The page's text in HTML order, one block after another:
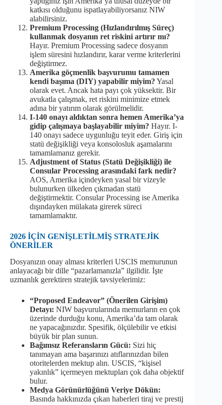
katkısı olduğunu ispatlayabiliyorsanız NIW
alabilirsiniz.
Premium Processing (Hızlandırılmış Süreç)
kullanmak dosyanın ret riskini artırır mı?
Hayır. Premium Processing sadece dosyanın
işlem süresini hızlandırır, karar verme kriterlerini
değiştirmez.
Amerika göçmenlik başvurumu tamamen
kendi başıma (DIY) yapabilir miyim? Yasal
olarak evet. Ancak hata payı çok yüksektir. Bir
avukatla çalışmak, ret riskini minimize etmek
adına bir yatırım olarak görülmelidir.
I-140 onayı aldıktan sonra hemen Amerika’ya
gidip çalışmaya başlayabilir miyim? Hayır. I-
140 onayı sadece uygunluğu teyit eder. Giriş için
statü değişikliği veya konsolosluk aşamalarını
tamamlamanız gerekir.
Adjustment of Status (Statü Değişikliği) ile
Consular Processing arasındaki fark nedir?
AOS, Amerika içindeyken yasal bir vizeyle
bulunurken ülkeden çıkmadan statü
değiştirmektir. Consular Processing ise Amerika
dışındayken mülakata girerek süreci
tamamlamaktır.
2026 İÇİN GENİŞLETİLMİŞ STRATEJİK
ÖNERİLER
Dosyanızın onay alması kriterleri USCIS memurunun
anlayacağı bir dille “pazarlamanızla” ilgilidir. İşte
uzmanlık gerektiren stratejik tavsiyelerimiz:
“Proposed Endeavor” (Önerilen Girişim)
Detayı: NIW başvurularında memurların en çok
üzerinde durduğu konu, Amerika’da tam olarak
ne yapacağınızdır. Spesifik, ölçülebilir ve etkisi
büyük bir plan sunun.
Bağımsız Referansların Gücü: Sizi hiç
tanımayan ama başarınızı atıflarınızdan bilen
otoritelerden mektup alın. USCIS, “kişisel
yakınlık” içermeyen mektupları çok daha objektif
bulur.
Medya Görünürlüğünü Veriye Dökün:
Basında hakkınızda çıkan haberleri tiraj ve prestij